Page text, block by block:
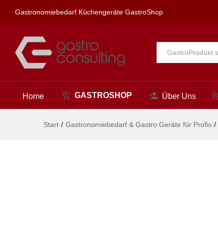
Gastronomiebedarf Küchengeräte GastroShop
Alle
Home GASTROSHOP Über Uns
Start / Gastronomiebedarf & Gastro Geräte für Profis /
Beschreibung